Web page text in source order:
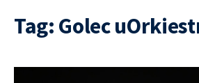
Tag: Golec